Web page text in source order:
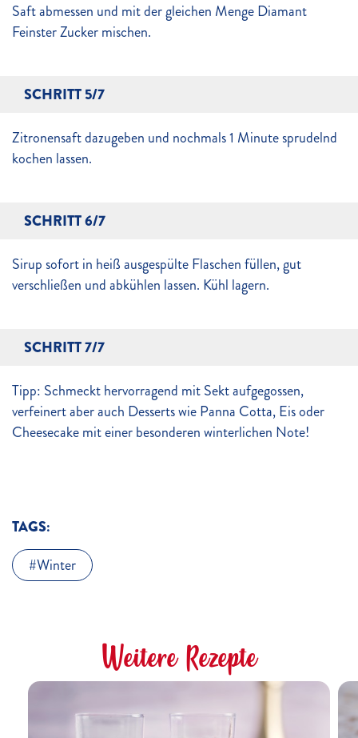
Saft abmessen und mit der gleichen Menge Diamant
Feinster Zucker mischen.
SCHRITT 5/7
Zitronensaft dazugeben und nochmals 1 Minute sprudelnd
kochen lassen.
SCHRITT 6/7
Sirup sofort in heiß ausgespülte Flaschen füllen, gut
verschließen und abkühlen lassen. Kühl lagern.
SCHRITT 7/7
Tipp: Schmeckt hervorragend mit Sekt aufgegossen,
verfeinert aber auch Desserts wie Panna Cotta, Eis oder
Cheesecake mit einer besonderen winterlichen Note!
TAGS:
Winter
Weitere Rezepte